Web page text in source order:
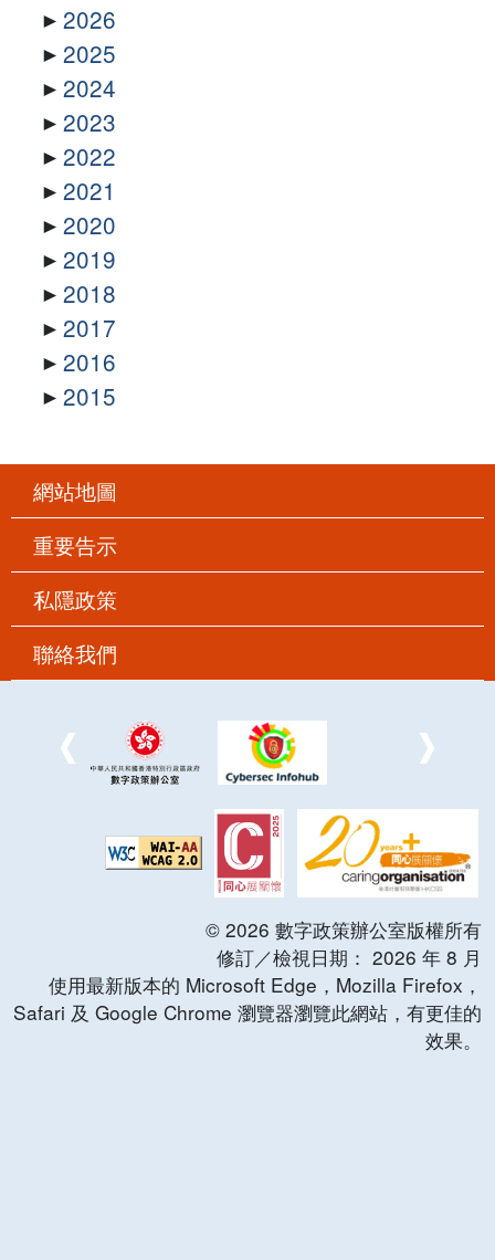
2026
2025
2024
2023
2022
2021
2020
2019
2018
2017
2016
2015
網站地圖
重要告示
私隱政策
聯絡我們
© 2026 數字政策辦公室版權所有
修訂／檢視日期： 2026 年 8 月
使用最新版本的 Microsoft Edge，Mozilla Firefox，
Safari 及 Google Chrome 瀏覽器瀏覽此網站，有更佳的
效果。